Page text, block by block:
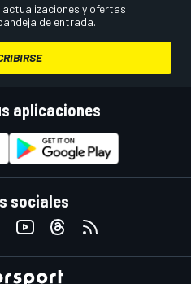
y ofertas
de entrada.
aplicaciones
sociales